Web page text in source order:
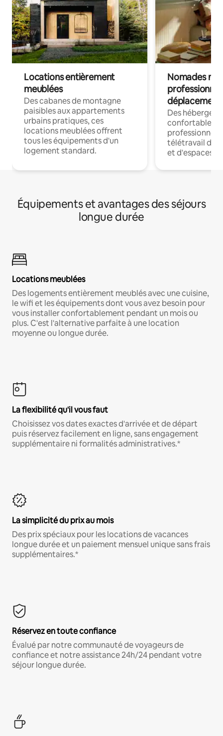
Locations entièrement
meublées
Des cabanes de montagne
paisibles aux appartements
urbains pratiques, ces
locations meublées offrent
tous les équipements d'un
logement standard.
Nomades
déplacement
Des
confortables
professionnels
télétravail
et d'espaces
Équipements et avantages des séjours
longue durée
Locations meublées
Des logements entièrement meublés avec une cuisine,
le wifi et les équipements dont vous avez besoin pour
vous installer confortablement pendant un mois ou
plus. C'est l'alternative parfaite à une location
moyenne ou longue durée.
La flexibilité qu'il vous faut
Choisissez vos dates exactes d'arrivée et de départ
puis réservez facilement en ligne, sans engagement
supplémentaire ni formalités administratives.*
La simplicité du prix au mois
Des prix spéciaux pour les locations de vacances
longue durée et un paiement mensuel unique sans frais
supplémentaires.*
Réservez en toute confiance
Évalué par notre communauté de voyageurs de
confiance et notre assistance 24h/24 pendant votre
séjour longue durée.